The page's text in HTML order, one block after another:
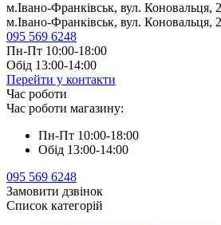
м.Івано-Франківськ, вул. Коновальця,
м.Івано-Франківськ, вул. Коновальця,
095 569 6248
Пн-Пт 10:00-18:00
Обід 13:00-14:00
Перейти у контакти
Час роботи
Час роботи магазину:
Пн-Пт 10:00-18:00
Обід 13:00-14:00
095 569 6248
Замовити дзвінок
Список категорій